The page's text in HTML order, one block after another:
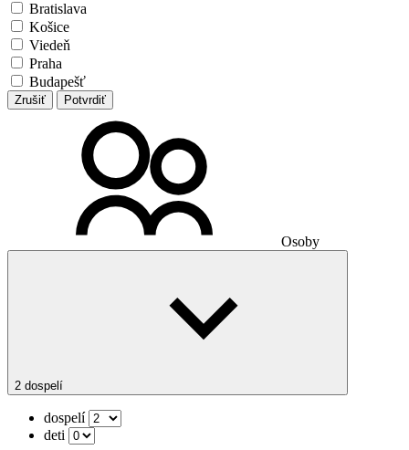
Bratislava
Košice
Viedeň
Praha
Budapešť
Zrušiť Potvrdiť
Osoby
2 dospelí
dospelí
deti